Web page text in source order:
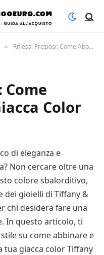
» Riflessi Preziosi: Come Abbinare Una Giacca Color Tiffany
Come
Color
di eleganza e
Non cercare oltre una
colore sbalorditivo,
dei gioielli di Tiffany &
chi desidera fare una
In questo articolo, ti
su come abbinare e
tua giacca color Tiffany